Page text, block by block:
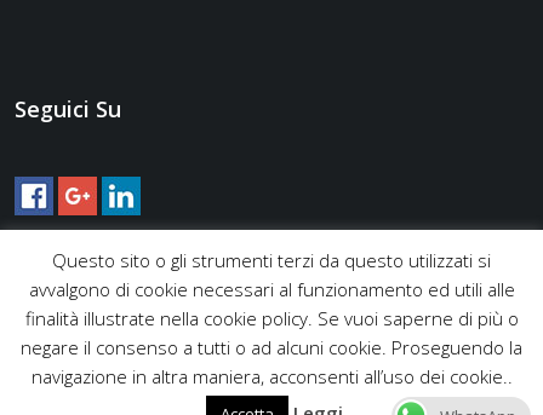
Seguici Su
Questo sito o gli strumenti terzi da questo utilizzati si
avvalgono di cookie necessari al funzionamento ed utili alle
finalità illustrate nella cookie policy. Se vuoi saperne di più o
negare il consenso a tutti o ad alcuni cookie. Proseguendo la
navigazione in altra maniera, acconsenti all’uso dei cookie..